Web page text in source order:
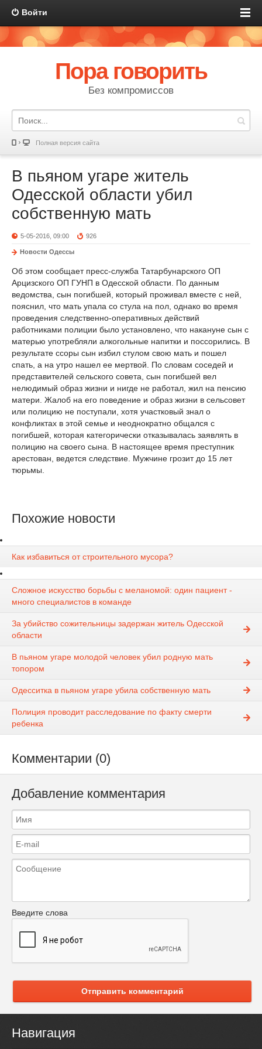
Войти
Пора говорить
Без компромиссов
Полная версия сайта
В пьяном угаре житель
Одесской области убил
собственную мать
5-05-2016, 09:00 926
Новости Одессы
Об этом сообщает пресс-служба Татарбунарского ОП
Арцизского ОП ГУНП в Одесской области. По данным
ведомства, сын погибшей, который проживал вместе с ней,
пояснил, что мать упала со стула на пол, однако во время
проведения следственно-оперативных действий
работниками полиции было установлено, что накануне сын с
матерью употребляли алкогольные напитки и поссорились. В
результате ссоры сын избил стулом свою мать и пошел
спать, а на утро нашел ее мертвой. По словам соседей и
представителей сельского совета, сын погибшей вел
нелюдимый образ жизни и нигде не работал, жил на пенсию
матери. Жалоб на его поведение и образ жизни в сельсовет
или полицию не поступали, хотя участковый знал о
конфликтах в этой семье и неоднократно общался с
погибшей, которая категорически отказывалась заявлять в
полицию на своего сына. В настоящее время преступник
арестован, ведется следствие. Мужчине грозит до 15 лет
тюрьмы.
Похожие новости
Как избавиться от строительного мусора?
Сложное искусство борьбы с меланомой: один пациент -
много специалистов в команде
За убийство сожительницы задержан житель Одесской
области
В пьяном угаре молодой человек убил родную мать
топором
Одесситка в пьяном угаре убила собственную мать
Полиция проводит расследование по факту смерти
ребенка
Комментарии (0)
Добавление комментария
Введите слова
Отправить комментарий
Навигация